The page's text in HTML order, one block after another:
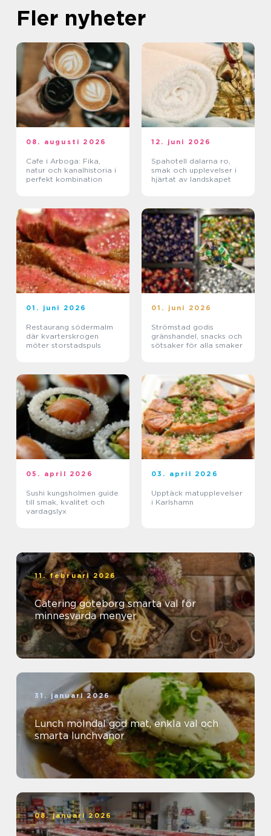
Fler nyheter
08. augusti 2026
Cafe i Arboga: Fika,
natur och kanalhistoria i
perfekt kombination
12. juni 2026
Spahotell dalarna ro,
smak och upplevelser i
hjärtat av landskapet
01. juni 2026
Restaurang södermalm
där kvarterskrogen
möter storstadspuls
01. juni 2026
Strömstad godis
gränshandel, snacks och
sötsaker för alla smaker
05. april 2026
Sushi kungsholmen guide
till smak, kvalitet och
vardagslyx
03. april 2026
Upptäck matupplevelser
i Karlshamn
11. februari 2026
Catering göteborg smarta val för
minnesvärda menyer
31. januari 2026
Lunch mölndal god mat, enkla val och
smarta lunchvanor
08. januari 2026